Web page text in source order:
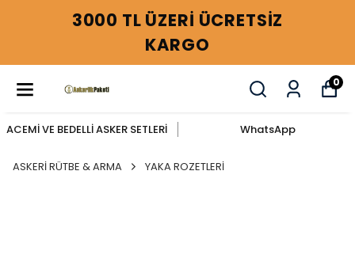
3000 TL ÜZERİ ÜCRETSİZ
KARGO
0
ACEMİ VE BEDELLİ ASKER SETLERİ WhatsApp
ASKERİ RÜTBE & ARMA YAKA ROZETLERİ